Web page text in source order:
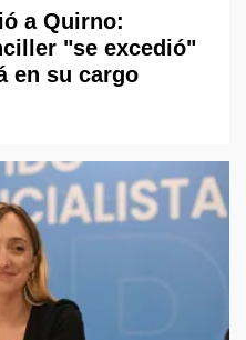
a Quirno:
"se excedió"
en su cargo